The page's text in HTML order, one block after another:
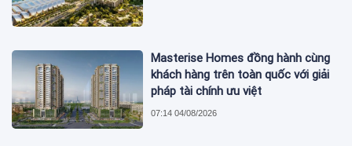
Masterise Homes đồng hành cùng
khách hàng trên toàn quốc với giải
pháp tài chính ưu việt
07:14 04/08/2026